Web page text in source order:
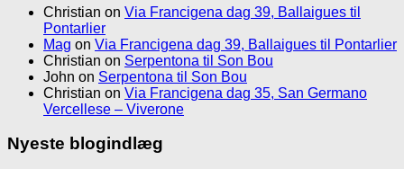
Christian on Via Francigena dag 39, Ballaigues til
Pontarlier
Mag on Via Francigena dag 39, Ballaigues til Pontarlier
Christian on Serpentona til Son Bou
John on Serpentona til Son Bou
Christian on Via Francigena dag 35, San Germano
Vercellese – Viverone
Nyeste blogindlæg